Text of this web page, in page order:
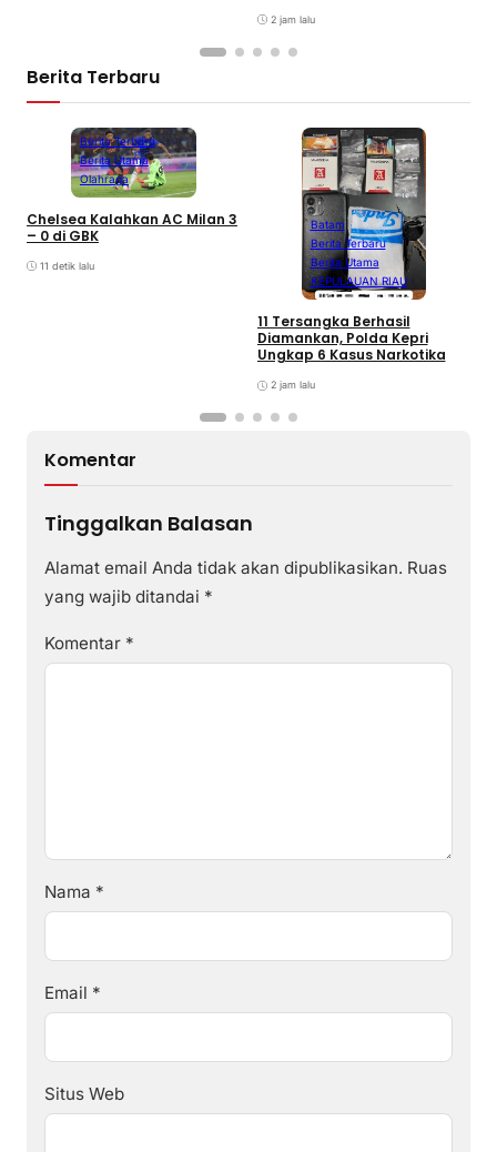
2 jam lalu
Berita Terbaru
Berita Terbaru
Berita Utama
Olahraga
Chelsea Kalahkan AC Milan 3
– 0 di GBK
11 detik lalu
Batam
Berita Terbaru
Berita Utama
KEPULAUAN RIAU
11 Tersangka Berhasil
Diamankan, Polda Kepri
Ungkap 6 Kasus Narkotika
2 jam lalu
Komentar
Tinggalkan Balasan
Alamat email Anda tidak akan dipublikasikan. Ruas
yang wajib ditandai *
Komentar *
Nama *
Email *
Situs Web